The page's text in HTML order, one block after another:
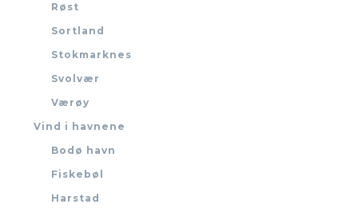
Røst
Sortland
Stokmarknes
Svolvær
Værøy
Vind i havnene
Bodø havn
Fiskebøl
Harstad